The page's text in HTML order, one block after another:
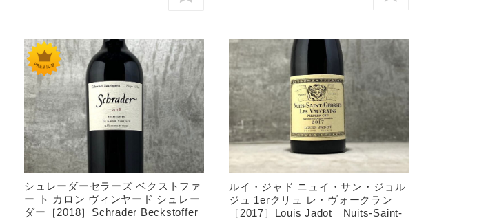
シュレーダーセラーズ ベクストファ
ー ト カロン ヴィンヤード シュレー
ダー［2018］Schrader Beckstoffer
ルイ・ジャド ニュイ・サン・ジョル
ジュ 1erクリュ レ・ヴォークラン
［2017］Louis Jadot Nuits-Saint-